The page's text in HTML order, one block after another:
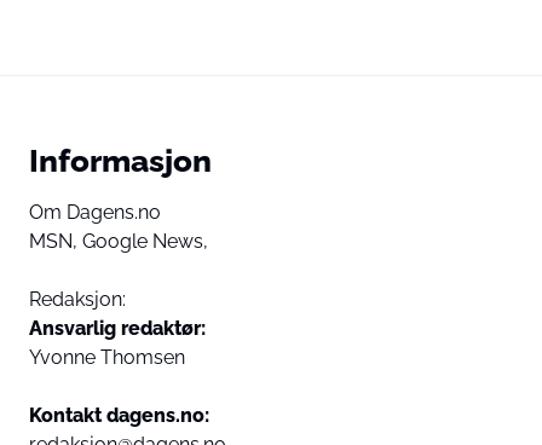
Informasjon
Om Dagens.no
MSN, Google News,
Redaksjon:
Ansvarlig redaktør:
Yvonne Thomsen
Kontakt dagens.no: